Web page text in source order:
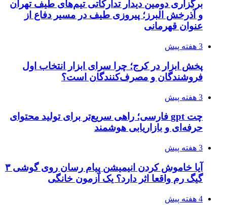
برگزاری دومین دیدار تدارکاتی تیم‌های طیف تهران
و آذرخش البرز؛ پیروزی طیف در مسیر دفاع از
عنوان قهرمانی
3 هفته پیش
پخش ابزار در کرج؛ چرا سرای ابزار انتخاب اول
فروشندگان و مصرف‌کنندگان است؟
3 هفته پیش
چت gpt فارسی؛ راهی سریع‌تر برای تولید محتوای
حرفه‌ای و بازاریابی هوشمند
3 هفته پیش
آیا خاموش کردن انیمیشن پیام رسان روی گوشی ۳
گیگ رم واقعا اثر دارد؟ یک آزمون خانگی
4 هفته پیش